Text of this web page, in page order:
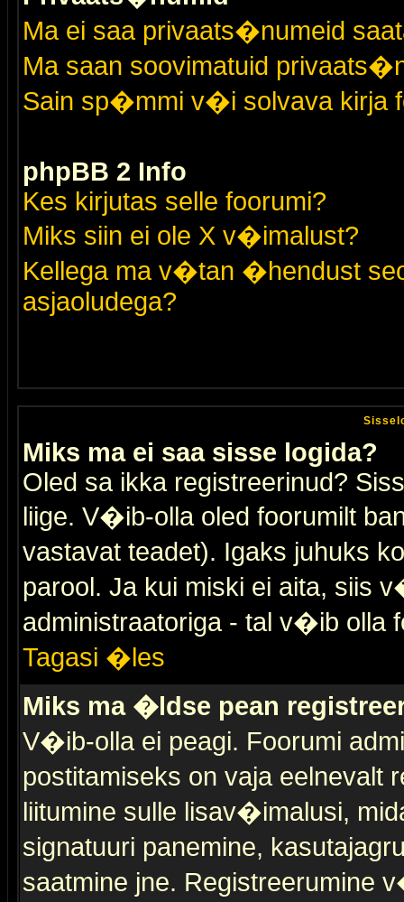
Ma ei saa privaats�numeid
Ma saan soovimatuid
Sain sp�mmi v�i solvava kirja
phpBB 2 Info
Kes kirjutas selle foorumi?
Miks siin ei ole X v�imalust?
Kellega ma v�tan �hendust
asjaoludega?
Miks ma ei saa sisse logida?
Oled sa ikka registreerinud?
liige. V�ib-olla oled foorumilt
vastavat teadet). Igaks juhuks
parool. Ja kui miski ei aita, siis
administraatoriga - tal v�ib olla
Tagasi �les
Miks ma �ldse pean
V�ib-olla ei peagi. Foorumi
postitamiseks on vaja eelnevalt
liitumine sulle lisav�imalusi,
signatuuri panemine,
saatmine jne. Registreerumine